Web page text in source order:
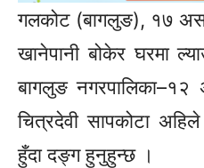
गलकोट (बागलुङ), १७
खानेपानी बोकेर घरमा
बागलुङ नगरपालिका–१२
चित्रदेवी सापकोटा
हुँदा दङ्ग हुनुहुन्छ ।